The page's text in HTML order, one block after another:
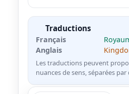
Traductions
Français
Anglais
Les traductions peuvent
nuances de sens, séparées